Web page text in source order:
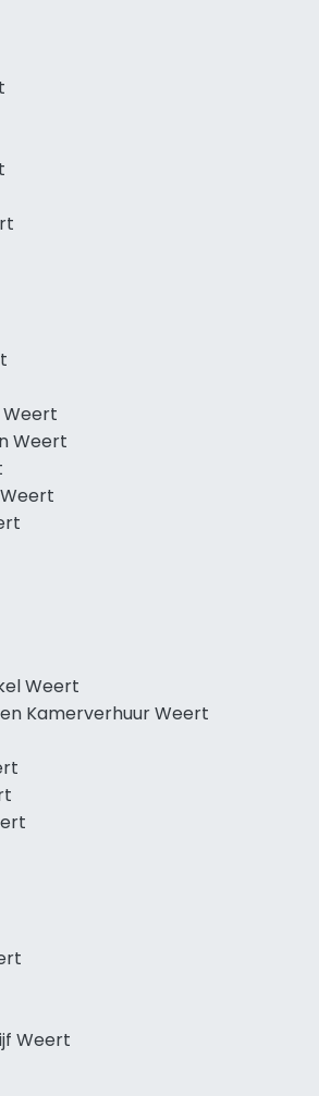
Weert
Weert
Weert
Kamerverhuur Weert
Weert